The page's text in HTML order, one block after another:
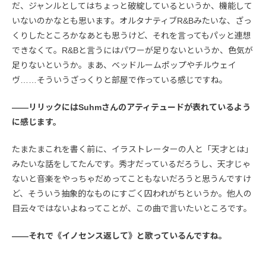
だ、ジャンルとしてはちょっと破綻しているというか、機能して
いないのかなとも思います。オルタナティブR&Bみたいな、ざっ
くりしたところかなあとも思うけど、それを言ってもパッと連想
できなくて。R&Bと言うにはパワーが足りないというか、色気が
足りないというか。まあ、ベッドルームポップやチルウェイ
ヴ……そういうざっくりと部屋で作っている感じですね。
――リリックにはSuhmさんのアティテュードが表れているよう
に感じます。
たまたまこれを書く前に、イラストレーターの人と「天才とは」
みたいな話をしてたんです。秀才だっているだろうし、天才じゃ
ないと音楽をやっちゃだめってこともないだろうと思うんですけ
ど、そういう抽象的なものにすごく囚われがちというか。他人の
目云々ではないよねってことが、この曲で言いたいところです。
――それで《イノセンス返して》と歌っているんですね。